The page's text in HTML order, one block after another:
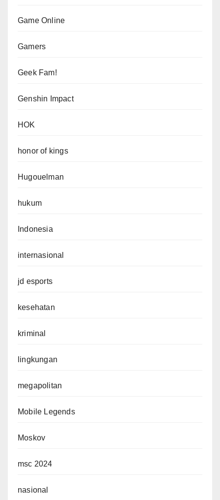
Game Online
Gamers
Geek Fam!
Genshin Impact
HOK
honor of kings
Hugouelman
hukum
Indonesia
internasional
jd esports
kesehatan
kriminal
lingkungan
megapolitan
Mobile Legends
Moskov
msc 2024
nasional